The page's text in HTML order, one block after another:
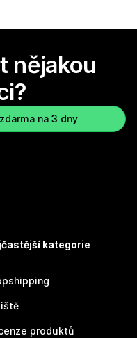
nějakou
na 3 dny
kategorie
produktů